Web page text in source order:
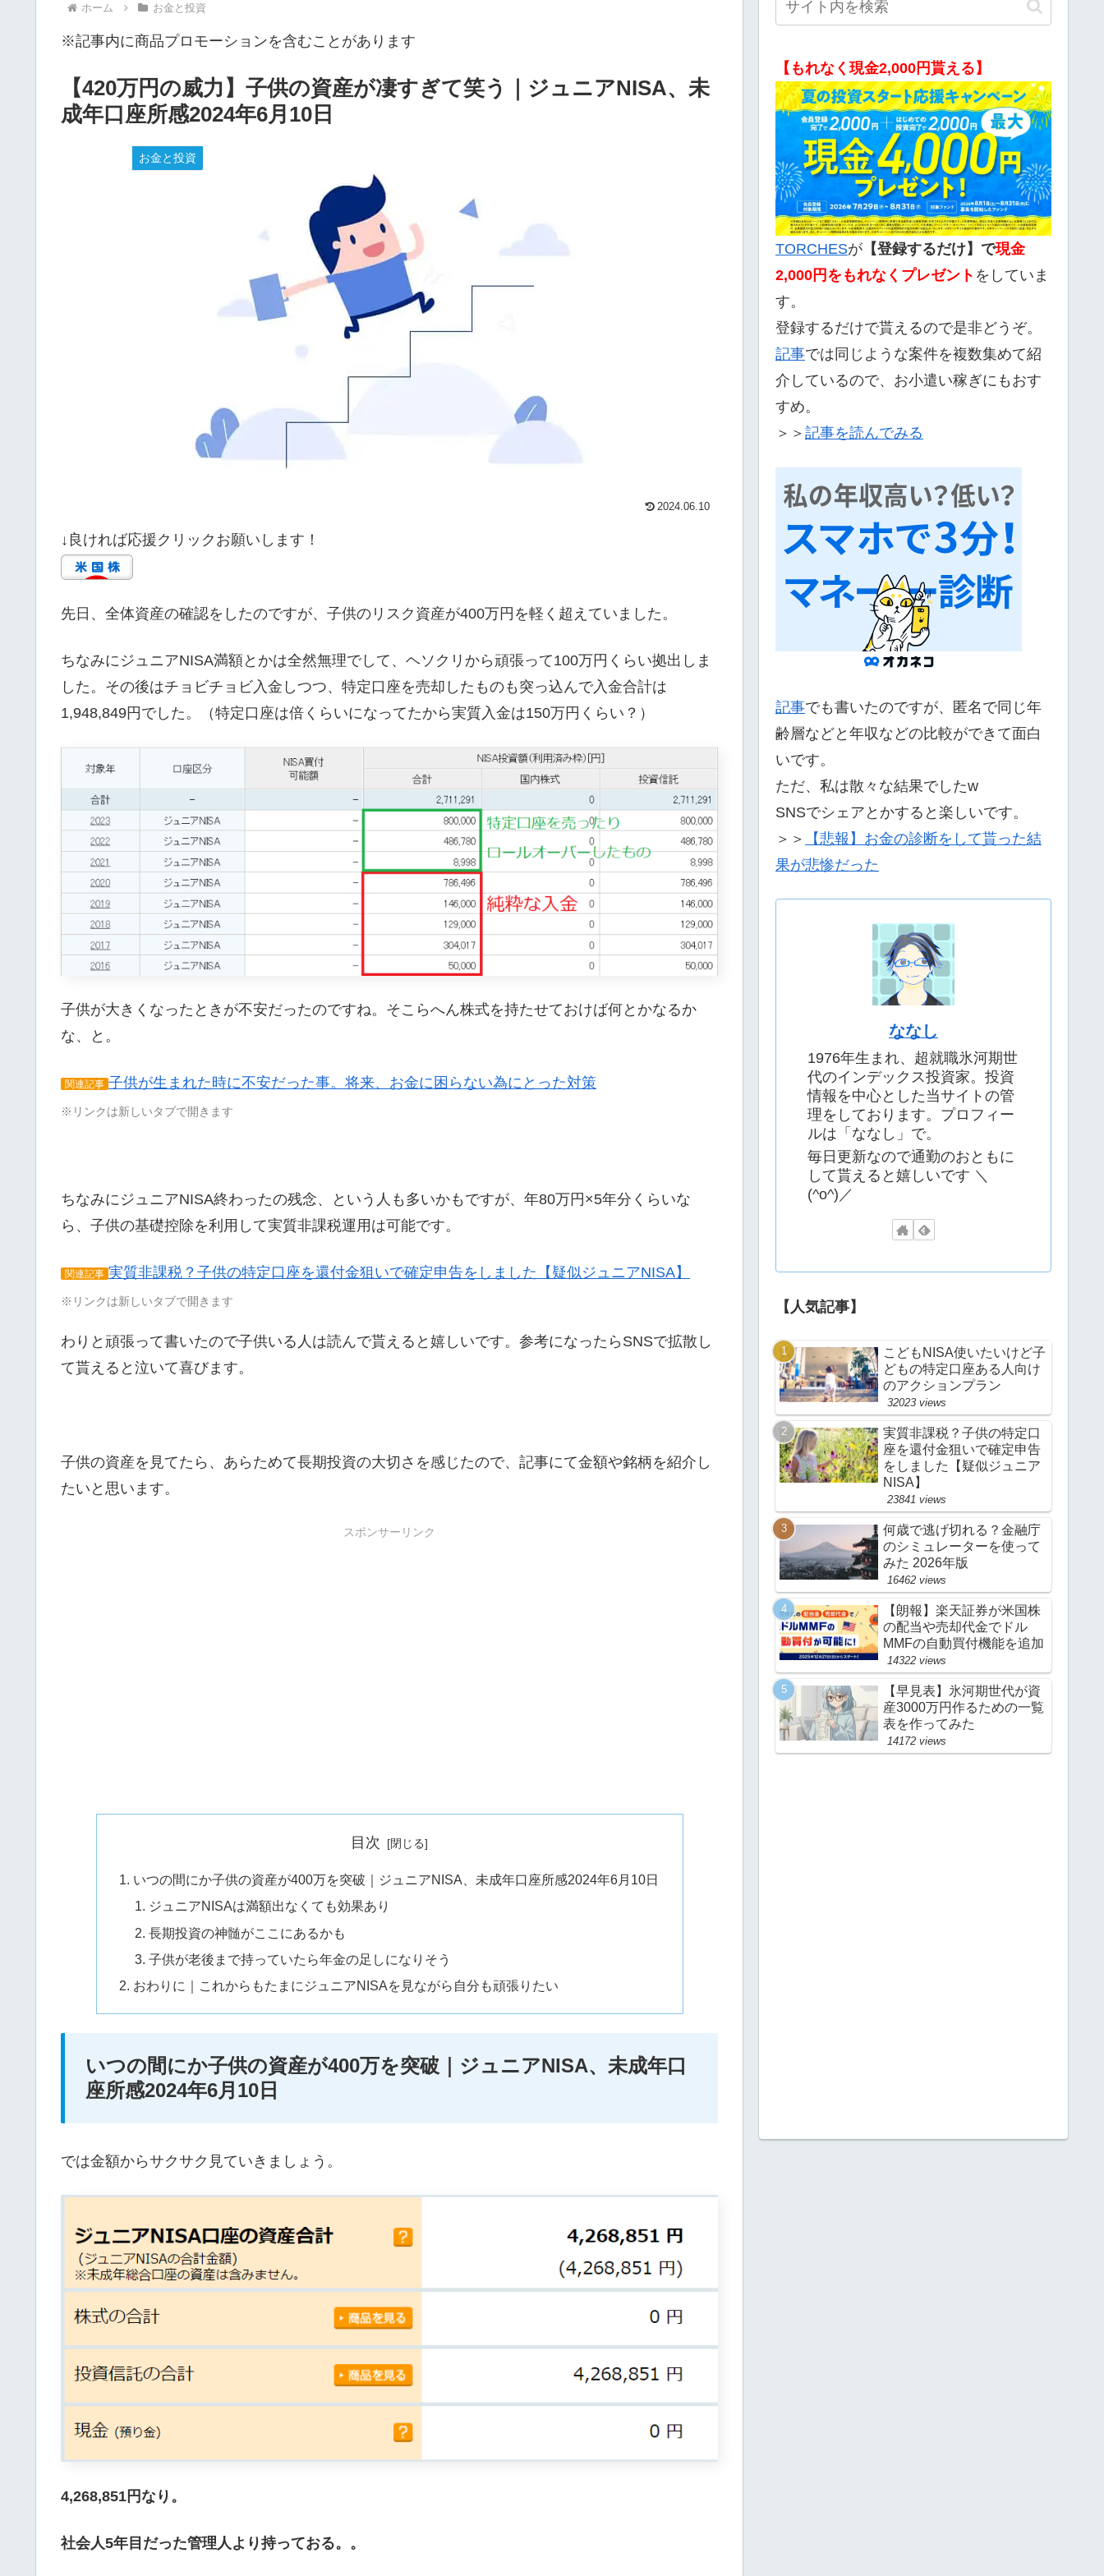
ホーム お金と投資
※記事内に商品プロモーションを含むことがあります
【420万円の威力】子供の資産が凄すぎて笑う｜ジュニアNISA、未
成年口座所感2024年6月10日
お金と投資
2024.06.10
↓良ければ応援クリックお願いします！
先日、全体資産の確認をしたのですが、子供のリスク資産が400万円を軽く超えていました。
ちなみにジュニアNISA満額とかは全然無理でして、ヘソクリから頑張って100万円くらい拠出しま
した。その後はチョビチョビ入金しつつ、特定口座を売却したものも突っ込んで入金合計は
1,948,849円でした。（特定口座は倍くらいになってたから実質入金は150万円くらい？）
子供が大きくなったときが不安だったのですね。そこらへん株式を持たせておけば何とかなるか
な、と。
関連記事 子供が生まれた時に不安だった事。将来、お金に困らない為にとった対策
※リンクは新しいタブで開きます
ちなみにジュニアNISA終わったの残念、という人も多いかもですが、年80万円×5年分くらいな
ら、子供の基礎控除を利用して実質非課税運用は可能です。
関連記事 実質非課税？子供の特定口座を還付金狙いで確定申告をしました【疑似ジュニアNISA】
※リンクは新しいタブで開きます
わりと頑張って書いたので子供いる人は読んで貰えると嬉しいです。参考になったらSNSで拡散し
て貰えると泣いて喜びます。
子供の資産を見てたら、あらためて長期投資の大切さを感じたので、記事にて金額や銘柄を紹介し
たいと思います。
スポンサーリンク
目次
いつの間にか子供の資産が400万を突破｜ジュニアNISA、未成年口座所感2024年6月10日
ジュニアNISAは満額出なくても効果あり
長期投資の神髄がここにあるかも
子供が老後まで持っていたら年金の足しになりそう
おわりに｜これからもたまにジュニアNISAを見ながら自分も頑張りたい
いつの間にか子供の資産が400万を突破｜ジュニアNISA、未成年口
座所感2024年6月10日
では金額からサクサク見ていきましょう。
4,268,851円なり。
社会人5年目だった管理人より持っておる。。
【もれなく現金2,000円貰える】
TORCHESが 【登録するだけ】で現金
2,000 円をもれなくプレゼント をしていま
す。
登録するだけで貰えるので是非どうぞ。
記事では同じような案件を複数集めて紹
介しているので、お小遣い稼ぎにもおす
すめ。
＞＞ 記事を読んでみる
記事でも書いたのですが、匿名で同じ年
齢層などと年収などの比較ができて面白
いです。
ただ、私は散々な結果でしたw
SNSでシェアとかすると楽しいです。
＞＞
【悲報】お金の診断をして貰った結
果が悲惨だった
ななし
1976年生まれ、超就職氷河期世
代のインデックス投資家。投資
情報を中心とした当サイトの管
理をしております。プロフィー
ルは「ななし」で。
毎日更新なので通勤のおともに
して貰えると嬉しいです ＼
(^o^)／
【人気記事】
こどもNISA使いたいけど子
どもの特定口座ある人向け
のアクションプラン
32023 views
実質非課税？子供の特定口
座を還付金狙いで確定申告
をしました【疑似ジュニア
NISA】
23841 views
何歳で逃げ切れる？金融庁
のシミュレーターを使って
みた 2026年版
16462 views
【朗報】楽天証券が米国株
の配当や売却代金でドル
MMFの自動買付機能を追加
14322 views
【早見表】氷河期世代が資
産3000万円作るための一覧
表を作ってみた
14172 views